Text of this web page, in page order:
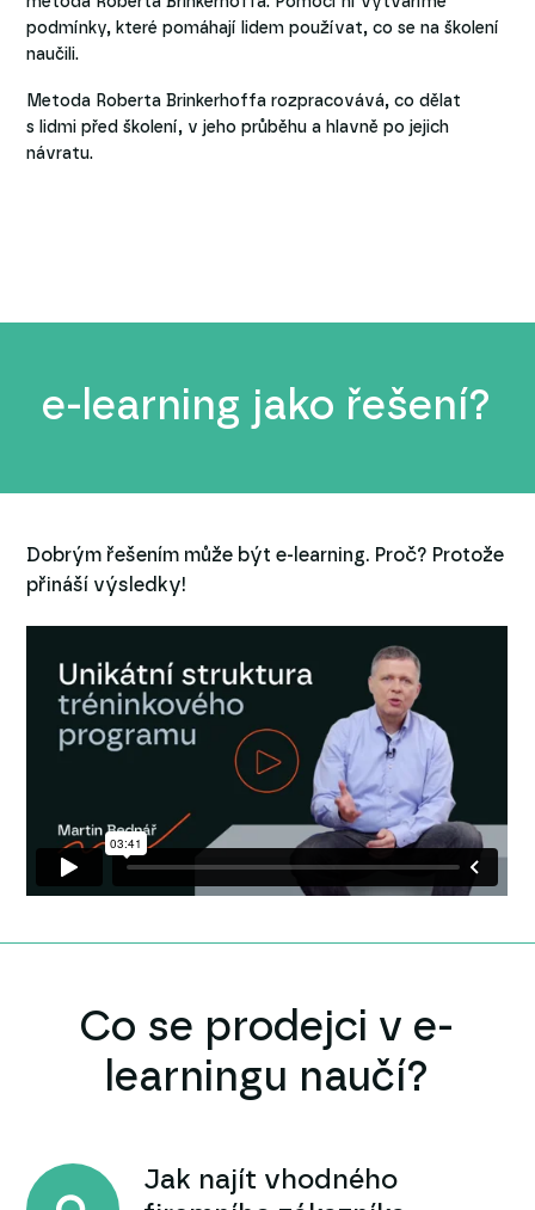
podmínky, které pomáhají lidem používat, co se na školení
naučili.
Metoda Roberta Brinkerhoffa rozpracovává, co dělat
s lidmi před školení, v jeho průběhu a hlavně po jejich
návratu.
e-learning jako řešení?
Dobrým řešením může být e-learning. Proč? Protože
přináší výsledky!
Co se prodejci v e-
learningu naučí?
Jak najít vhodného